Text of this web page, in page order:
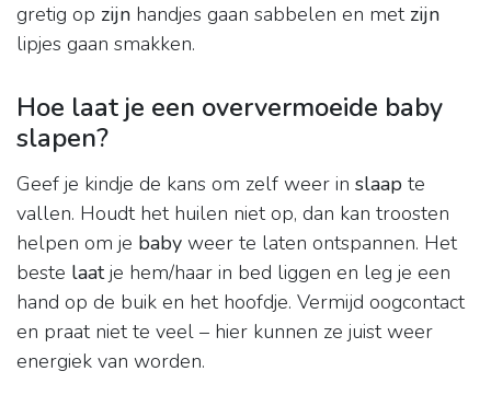
gretig op zijn handjes gaan sabbelen en met zijn
lipjes gaan smakken.
Hoe laat je een oververmoeide baby
slapen?
Geef je kindje de kans om zelf weer in slaap te
vallen. Houdt het huilen niet op, dan kan troosten
helpen om je baby weer te laten ontspannen. Het
beste laatje hem/haar in bed liggen en leg je een
hand op de buik en het hoofdje. Vermijd oogcontact
en praat niet te veel – hier kunnen ze juist weer
energiek van worden.